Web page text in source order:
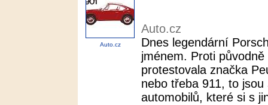
Auto.cz
Auto.cz
Dnes legendární
jménem. Proti
protestovala značka
nebo třeba 911, to
automobilů, které si s